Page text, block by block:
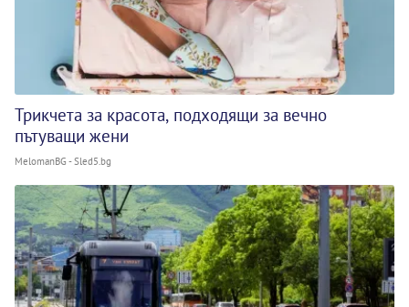
Трикчета за красота, подходящи за вечно
пътуващи жени
MelomanBG - Sled5.bg